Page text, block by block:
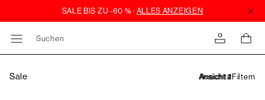
Suchen
Sale Filtern